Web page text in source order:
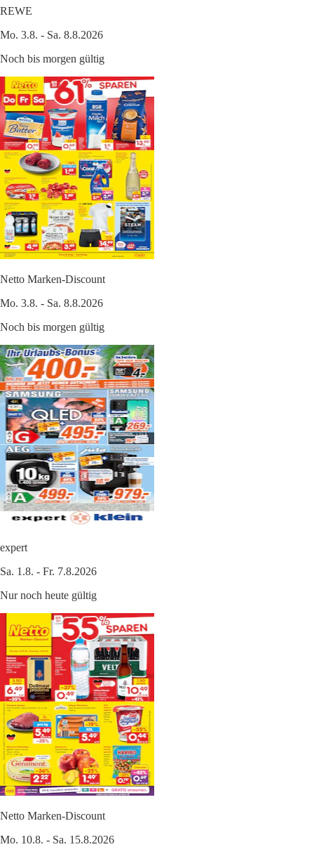
REWE
Mo. 3.8. - Sa. 8.8.2026
Noch bis morgen gültig
Netto Marken-Discount
Mo. 3.8. - Sa. 8.8.2026
Noch bis morgen gültig
expert
Sa. 1.8. - Fr. 7.8.2026
Nur noch heute gültig
Netto Marken-Discount
Mo. 10.8. - Sa. 15.8.2026